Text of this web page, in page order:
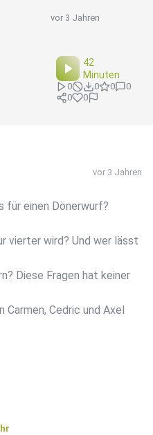
vor 3 Jahren
42
Minuten
0 0 0
0
0
0
vor 3 Jahren
für einen Dönerwurf?
vierter wird? Und wer lässt
Diese Fragen hat keiner
Cedric und Axel